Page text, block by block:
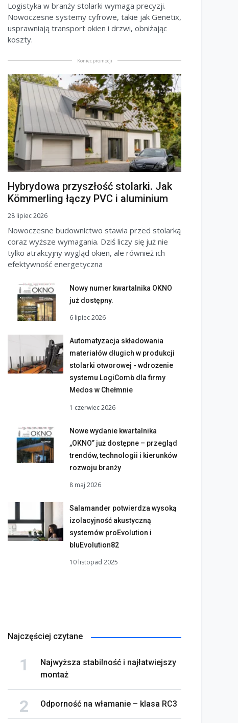
Logistyka w branży stolarki wymaga precyzji.
Nowoczesne systemy cyfrowe, takie jak Genetix,
usprawniają transport okien i drzwi, obniżając
koszty.
Koniec promocji
Hybrydowa przyszłość stolarki. Jak
Kömmerling łączy PVC i aluminium
28 lipiec 2026
Nowoczesne budownictwo stawia przed stolarką
coraz wyższe wymagania. Dziś liczy się już nie
tylko atrakcyjny wygląd okien, ale również ich
efektywność energetyczna
Nowy numer kwartalnika OKNO
już dostępny.
6 lipiec 2026
Automatyzacja składowania
materiałów długich w produkcji
stolarki otworowej - wdrożenie
systemu LogiComb dla firmy
Medos w Chełmnie
1 czerwiec 2026
Nowe wydanie kwartalnika
„OKNO” już dostępne – przegląd
trendów, technologii i kierunków
rozwoju branży
8 maj 2026
Salamander potwierdza wysoką
izolacyjność akustyczną
systemów proEvolution i
bluEvolution82
10 listopad 2025
Najczęściej czytane
Najwyższa stabilność i najłatwiejszy
montaż
Odporność na włamanie – klasa RC3